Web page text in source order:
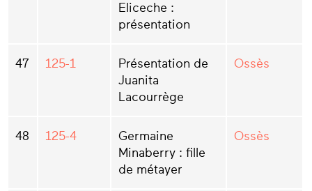
Eliceche :
présentation
47 125-1
Présentation de
Juanita
Lacourrège
Ossès
48 125-4
Germaine
Minaberry : fille
de métayer
Ossès